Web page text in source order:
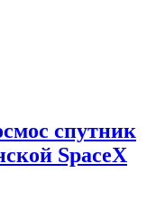
спутник
SpaceX